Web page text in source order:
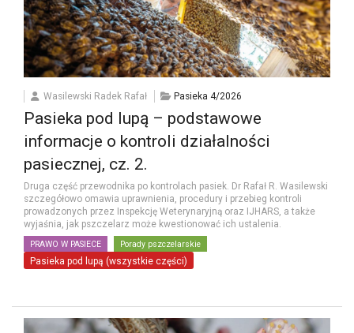
Wasilewski Radek Rafał Pasieka 4/2026
Pasieka pod lupą – podstawowe
informacje o kontroli działalności
pasiecznej, cz. 2.
Druga część przewodnika po kontrolach pasiek. Dr Rafał R. Wasilewski
szczegółowo omawia uprawnienia, procedury i przebieg kontroli
prowadzonych przez Inspekcję Weterynaryjną oraz IJHARS, a także
wyjaśnia, jak pszczelarz może kwestionować ich ustalenia.
PRAWO W PASIECE Porady pszczelarskie
Pasieka pod lupą (wszystkie części)